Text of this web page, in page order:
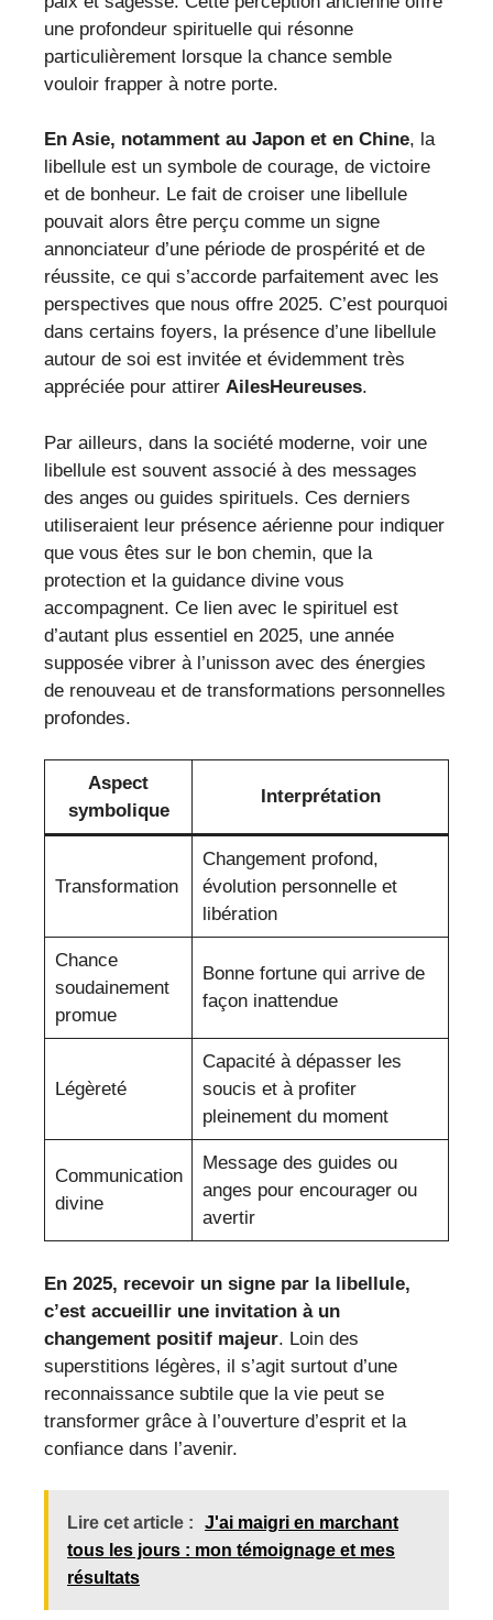
une profondeur spirituelle qui résonne
particulièrement lorsque la chance semble
vouloir frapper à notre porte.
En Asie, notamment au Japon et en Chine, la
libellule est un symbole de courage, de victoire
et de bonheur. Le fait de croiser une libellule
pouvait alors être perçu comme un signe
annonciateur d’une période de prospérité et de
réussite, ce qui s’accorde parfaitement avec les
perspectives que nous offre 2025. C’est pourquoi
dans certains foyers, la présence d’une libellule
autour de soi est invitée et évidemment très
appréciée pour attirer AilesHeureuses.
Par ailleurs, dans la société moderne, voir une
libellule est souvent associé à des messages
des anges ou guides spirituels. Ces derniers
utiliseraient leur présence aérienne pour indiquer
que vous êtes sur le bon chemin, que la
protection et la guidance divine vous
accompagnent. Ce lien avec le spirituel est
d’autant plus essentiel en 2025, une année
supposée vibrer à l’unisson avec des énergies
de renouveau et de transformations personnelles
profondes.
Aspect
symbolique
Interprétation
Transformation
Changement profond,
évolution personnelle et
libération
Chance
soudainement
promue
Bonne fortune qui arrive de
façon inattendue
Légèreté
Capacité à dépasser les
soucis et à profiter
pleinement du moment
Communication
divine
Message des guides ou
anges pour encourager ou
avertir
En 2025, recevoir un signe par la libellule,
c’est accueillir une invitation à un
changement positif majeur. Loin des
superstitions légères, il s’agit surtout d’une
reconnaissance subtile que la vie peut se
transformer grâce à l’ouverture d’esprit et la
confiance dans l’avenir.
Lire cet article :
J'ai maigri en marchant
tous les jours : mon témoignage et mes
résultats